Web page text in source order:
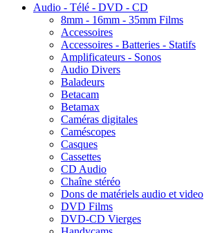
Audio - Télé - DVD - CD
8mm - 16mm - 35mm Films
Accessoires
Accessoires - Batteries - Statifs
Amplificateurs - Sonos
Audio Divers
Baladeurs
Betacam
Betamax
Caméras digitales
Caméscopes
Casques
Cassettes
CD Audio
Chaîne stéréo
Dons de matériels audio et video
DVD Films
DVD-CD Vierges